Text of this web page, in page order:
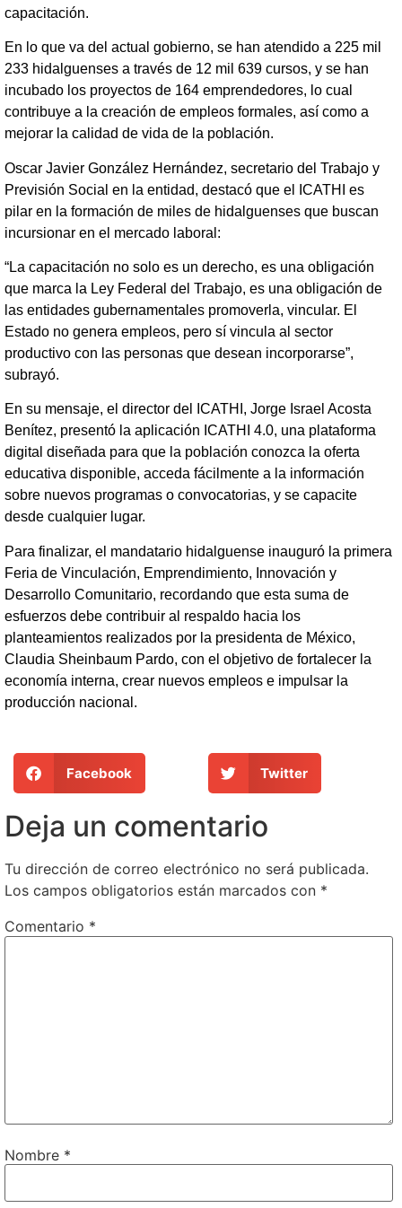
capacitación.
En lo que va del actual gobierno, se han atendido a 225 mil
233 hidalguenses a través de 12 mil 639 cursos, y se han
incubado los proyectos de 164 emprendedores, lo cual
contribuye a la creación de empleos formales, así como a
mejorar la calidad de vida de la población.
Oscar Javier González Hernández, secretario del Trabajo y
Previsión Social en la entidad, destacó que el ICATHI es
pilar en la formación de miles de hidalguenses que buscan
incursionar en el mercado laboral:
“La capacitación no solo es un derecho, es una obligación
que marca la Ley Federal del Trabajo, es una obligación de
las entidades gubernamentales promoverla, vincular. El
Estado no genera empleos, pero sí vincula al sector
productivo con las personas que desean incorporarse”,
subrayó.
En su mensaje, el director del ICATHI, Jorge Israel Acosta
Benítez, presentó la aplicación ICATHI 4.0, una plataforma
digital diseñada para que la población conozca la oferta
educativa disponible, acceda fácilmente a la información
sobre nuevos programas o convocatorias, y se capacite
desde cualquier lugar.
Para finalizar, el mandatario hidalguense inauguró la primera
Feria de Vinculación, Emprendimiento, Innovación y
Desarrollo Comunitario, recordando que esta suma de
esfuerzos debe contribuir al respaldo hacia los
planteamientos realizados por la presidenta de México,
Claudia Sheinbaum Pardo, con el objetivo de fortalecer la
economía interna, crear nuevos empleos e impulsar la
producción nacional.
Facebook Twitter
Deja un comentario
Tu dirección de correo electrónico no será publicada.
Los campos obligatorios están marcados con *
Comentario *
Nombre *